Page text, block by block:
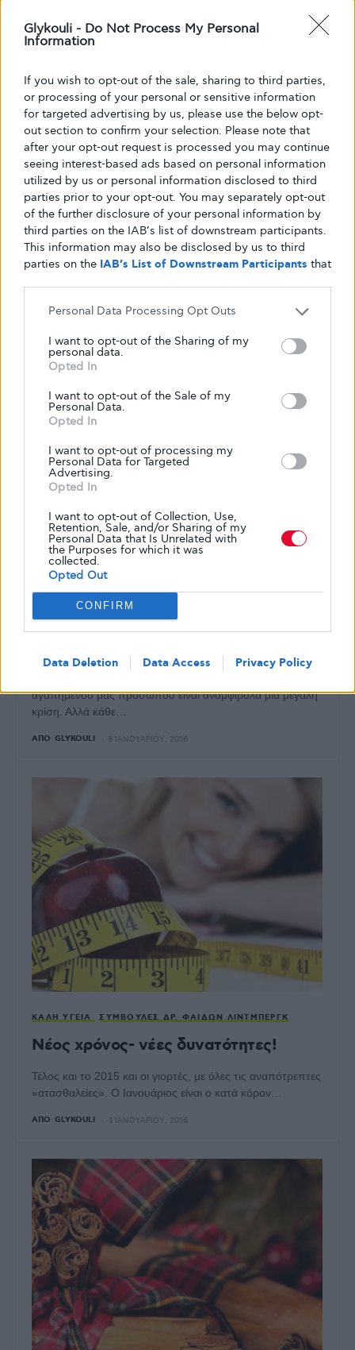
Glykouli - Do Not Process My Personal
Information
If you wish to opt-out of the sale, sharing to third parties,
or processing of your personal or sensitive information
for targeted advertising by us, please use the below opt-
out section to confirm your selection. Please note that
after your opt-out request is processed you may continue
seeing interest-based ads based on personal information
utilized by us or personal information disclosed to third
parties prior to your opt-out. You may separately opt-out
of the further disclosure of your personal information by
third parties on the IAB’s list of downstream participants.
This information may also be disclosed by us to third
parties on the IAB’s List of Downstream Participants that
Personal Data Processing Opt Outs
I want to opt-out of the Sharing of my
personal data.
Opted In
I want to opt-out of the Sale of my
Personal Data.
Opted In
I want to opt-out of processing my
Personal Data for Targeted
Advertising.
Opted In
I want to opt-out of Collection, Use,
Retention, Sale, and/or Sharing of my
Personal Data that Is Unrelated with
the Purposes for which it was
collected.
Opted Out
CONFIRM
Data Deletion Data Access Privacy Policy
ΚΑΛΉ ΥΓΕΊΑ ΣΥΜΒΟΥΛΈΣ ΔΡ. ΦΑΊΔΩΝ ΛΊΝΤΜΠΕΡΓΚ
Γήρανση, διατροφή και αντιοξειδωτικά
Έχετε ποτέ αναρωτηθεί γιατί γερνάμε; Υπάρχουν μερικές
ΚΑΛΉ ΥΓΕΊΑ ΣΥΜΒΟΥΛΈΣ ΔΡ. ΦΑΊΔΩΝ ΛΊΝΤΜΠΕΡΓΚ
Σημαντικό ή απλά επείγον; Διάλεξε
αγαπημένου μας προσώπου είναι αναμφίβολα μια μεγάλη
κρίση. Αλλά κάθε…
ΑΠΌ GLYKOULI 8 ΙΑΝΟΥΑΡΊΟΥ, 2016
ΚΑΛΉ ΥΓΕΊΑ ΣΥΜΒΟΥΛΈΣ ΔΡ. ΦΑΊΔΩΝ ΛΊΝΤΜΠΕΡΓΚ
Νέος χρόνος- νέες δυνατότητες!
Τέλος και το 2015 και οι γιορτές, με όλες τις αναπότρεπτες
«ατασθαλείες». Ο Ιανουάριος είναι ο κατά κόρον…
ΑΠΌ GLYKOULI 4 ΙΑΝΟΥΑΡΊΟΥ, 2016